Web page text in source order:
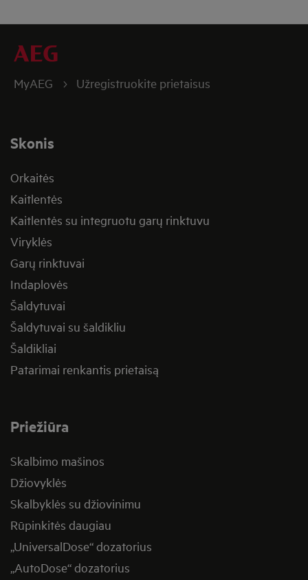
MyAEG Užregistruokite prietaisus
Skonis
Orkaitės
Kaitlentės
Kaitlentės su integruotu garų rinktuvu
Viryklės
Garų rinktuvai
Indaplovės
Šaldytuvai
Šaldytuvai su šaldikliu
Šaldikliai
Patarimai renkantis prietaisą
Priežiūra
Skalbimo mašinos
Džiovyklės
Skalbyklės su džiovinimu
Rūpinkitės daugiau
„UniversalDose“ dozatorius
„AutoDose“ dozatorius